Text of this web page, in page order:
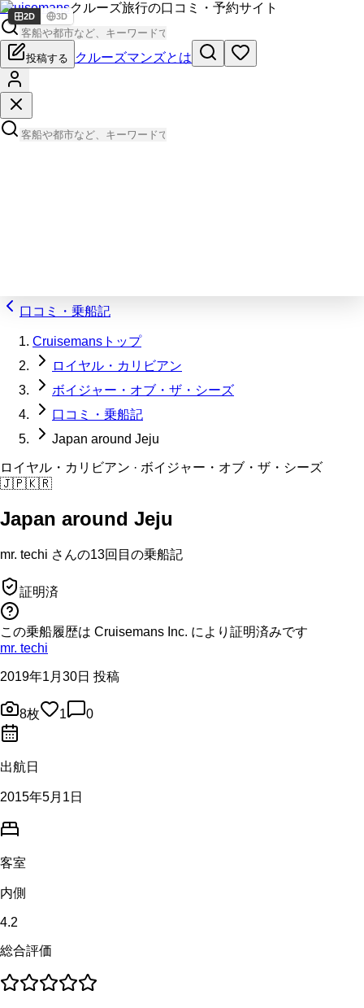
Cruisemansクルーズ旅行の口コミ・予約サイト
投稿する クルーズマンズとは
口コミ・乗船記
Cruisemansトップ
ロイヤル・カリビアン
ボイジャー・オブ・ザ・シーズ
口コミ・乗船記
Japan around Jeju
ロイヤル・カリビアン · ボイジャー・オブ・ザ・シーズ
🇯🇵🇰🇷
Japan around Jeju
mr. techi さんの13回目の乗船記
証明済
この乗船履歴は Cruisemans Inc. により証明済みです
mr. techi
2019年1月30日 投稿
8枚 1 0
出航日
2015年5月1日
客室
内側
4.2
総合評価
2D 3D